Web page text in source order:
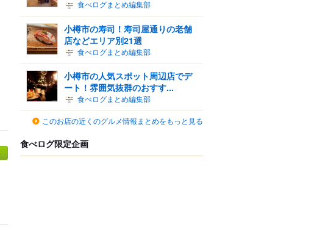
食べログまとめ編集部
小樽市の寿司！寿司屋通りの老舗
店などエリア別21選
食べログまとめ編集部
小樽市の人気スポット周辺店でデ
ート！雰囲気抜群のおすす...
食べログまとめ編集部
このお店の近くのグルメ情報まとめをもっと見る
食べログ限定企画